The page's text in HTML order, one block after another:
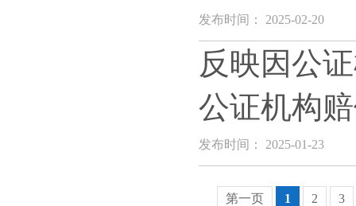
发布时间： 2025-02-20
反映因公
公证机构
发布时间： 2025-01-23
第一页 1 2 3